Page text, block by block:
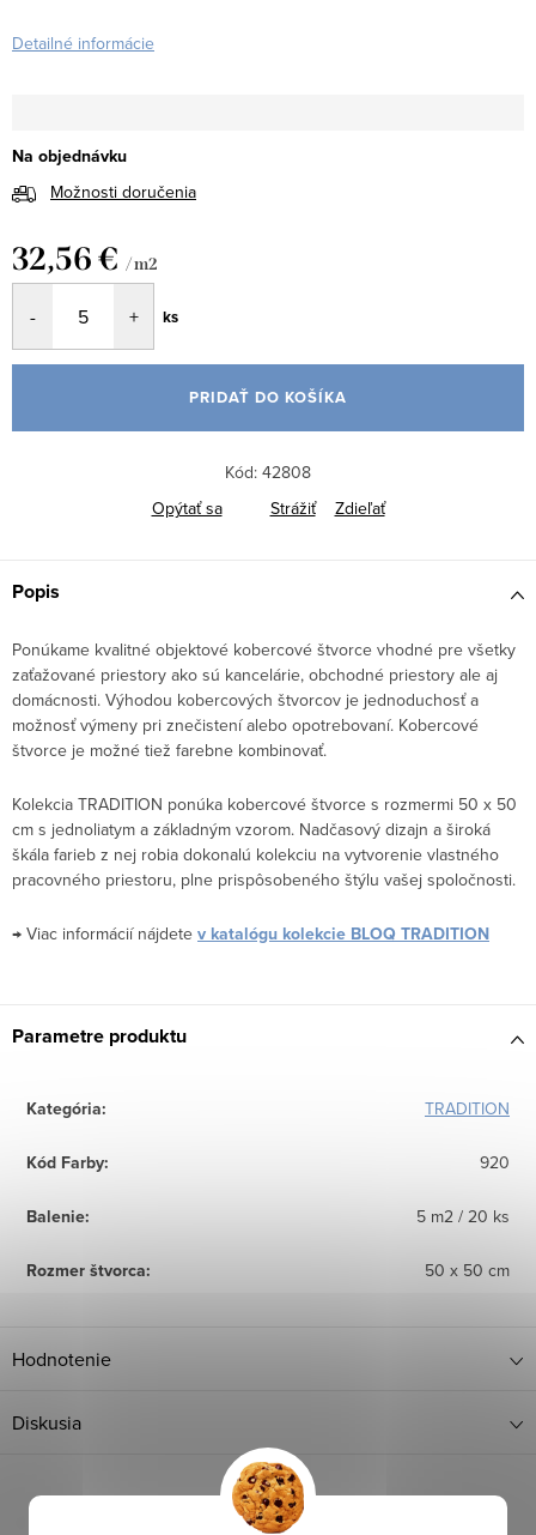
Detailné informácie
Na objednávku
Možnosti doručenia
32,56 € / m2
cena:
ks
PRIDAŤ DO KOŠÍKA
Kód: 42808
Opýtať sa
Strážiť Zdieľať
Popis
Ponúkame kvalitné objektové kobercové štvorce vhodné pre všetky
zaťažované priestory ako sú kancelárie, obchodné priestory ale aj
domácnosti. Výhodou kobercových štvorcov je jednoduchosť a
možnosť výmeny pri znečistení alebo opotrebovaní. Kobercové
štvorce je možné tiež farebne kombinovať.
Kolekcia TRADITION ponúka kobercové štvorce s rozmermi 50 x 50
cm s jednoliatym a základným vzorom. Nadčasový dizajn a široká
škála farieb z nej robia dokonalú kolekciu na vytvorenie vlastného
pracovného priestoru, plne prispôsobeného štýlu vašej spoločnosti.
→ Viac informácií nájdete v katalógu kolekcie BLOQ TRADITION
Parametre produktu
Kategória: TRADITION
Kód Farby: 920
Balenie: 5 m2 / 20 ks
Rozmer štvorca: 50 x 50 cm
Hodnotenie
Diskusia